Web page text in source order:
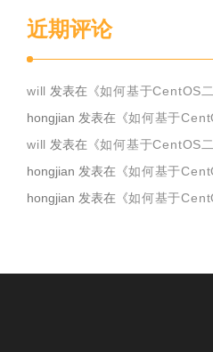
近期评论
will 发表在《如何基于CentOS
hongjian 发表在《如何基于
will 发表在《如何基于CentOS
hongjian 发表在《如何基于
hongjian 发表在《如何基于